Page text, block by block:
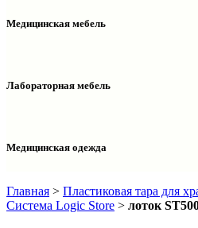
Надстройки
Столы рабочие
Шкафы колонки
Медицинская мебель
Шкафы колонки медицинские
Лабораторная мебель
Тумбы мойки лабораторные
Медицинская одежда
Главная > Пластиковая тара для
Система Logic Store > лоток